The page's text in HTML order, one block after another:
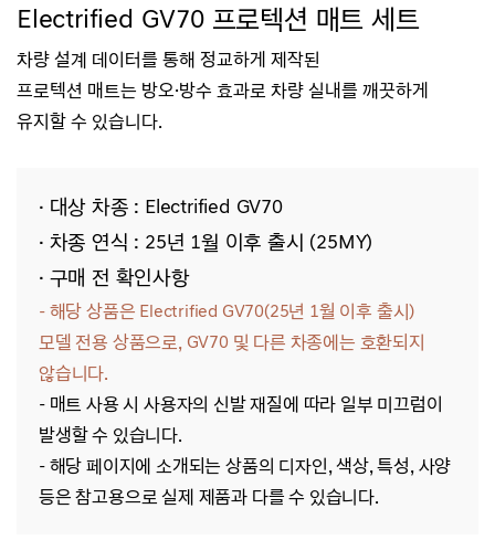
Electrified GV70 프로텍션 매트 세트
차량 설계 데이터를 통해 정교하게 제작된
프로텍션 매트는 방오·방수 효과로 차량 실내를 깨끗하게
유지할 수 있습니다.
· 대상 차종 : Electrified GV70
· 차종 연식 : 25년 1월 이후 출시 (25MY)
· 구매 전 확인사항
- 해당 상품은 Electrified GV70(25년 1월 이후 출시)
모델 전용 상품으로, GV70 및 다른 차종에는 호환되지
않습니다.
- 매트 사용 시 사용자의 신발 재질에 따라 일부 미끄럼이
발생할 수 있습니다.
- 해당 페이지에 소개되는 상품의 디자인, 색상, 특성, 사양
등은 참고용으로 실제 제품과 다를 수 있습니다.